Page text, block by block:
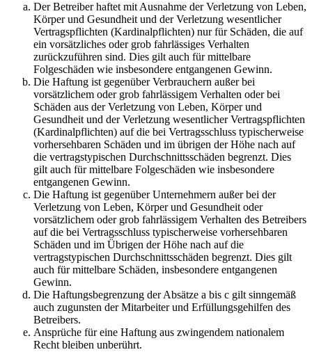
Der Betreiber haftet mit Ausnahme der Verletzung von Leben,
Körper und Gesundheit und der Verletzung wesentlicher
Vertragspflichten (Kardinalpflichten) nur für Schäden, die auf
ein vorsätzliches oder grob fahrlässiges Verhalten
zurückzuführen sind. Dies gilt auch für mittelbare
Folgeschäden wie insbesondere entgangenen Gewinn.
Die Haftung ist gegenüber Verbrauchern außer bei
vorsätzlichem oder grob fahrlässigem Verhalten oder bei
Schäden aus der Verletzung von Leben, Körper und
Gesundheit und der Verletzung wesentlicher Vertragspflichten
(Kardinalpflichten) auf die bei Vertragsschluss typischerweise
vorhersehbaren Schäden und im übrigen der Höhe nach auf
die vertragstypischen Durchschnittsschäden begrenzt. Dies
gilt auch für mittelbare Folgeschäden wie insbesondere
entgangenen Gewinn.
Die Haftung ist gegenüber Unternehmern außer bei der
Verletzung von Leben, Körper und Gesundheit oder
vorsätzlichem oder grob fahrlässigem Verhalten des Betreibers
auf die bei Vertragsschluss typischerweise vorhersehbaren
Schäden und im Übrigen der Höhe nach auf die
vertragstypischen Durchschnittsschäden begrenzt. Dies gilt
auch für mittelbare Schäden, insbesondere entgangenen
Gewinn.
Die Haftungsbegrenzung der Absätze a bis c gilt sinngemäß
auch zugunsten der Mitarbeiter und Erfüllungsgehilfen des
Betreibers.
Ansprüche für eine Haftung aus zwingendem nationalem
Recht bleiben unberührt.